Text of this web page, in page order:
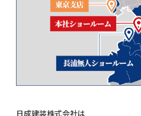
日成建装株式会社は